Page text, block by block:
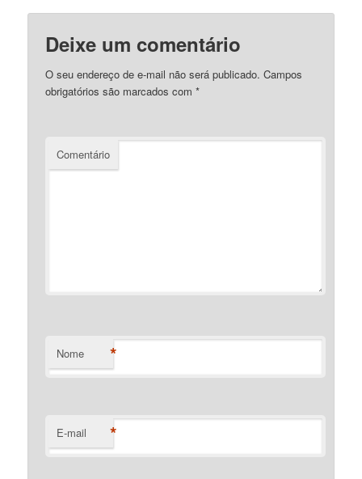
Deixe um comentário
O seu endereço de e-mail não será publicado. Campos
obrigatórios são marcados com*
Comentário
Nome *
E-mail *